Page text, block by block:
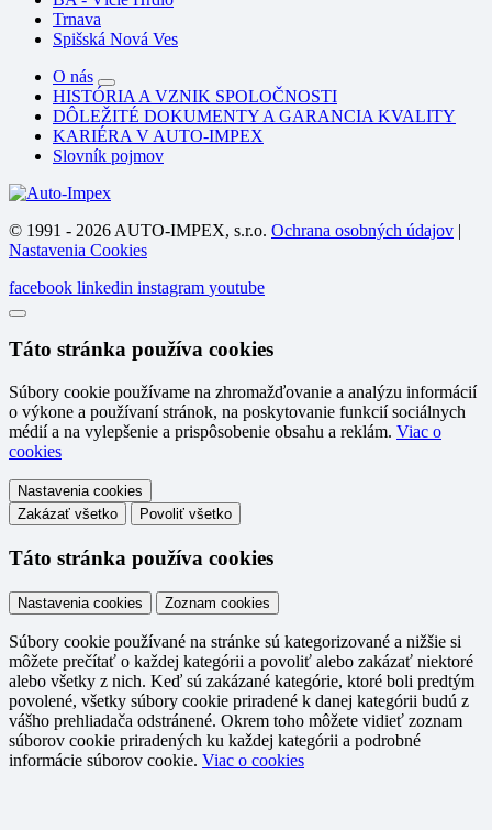
Trnava
Spišská Nová Ves
O nás
HISTÓRIA A VZNIK SPOLOČNOSTI
DÔLEŽITÉ DOKUMENTY A GARANCIA KVALITY
KARIÉRA V AUTO-IMPEX
Slovník pojmov
© 1991 - 2026 AUTO-IMPEX, s.r.o. Ochrana osobných údajov |
Nastavenia Cookies
facebook linkedin instagram youtube
Táto stránka používa cookies
Súbory cookie používame na zhromažďovanie a analýzu informácií
o výkone a používaní stránok, na poskytovanie funkcií sociálnych
médií a na vylepšenie a prispôsobenie obsahu a reklám. Viac o
cookies
Nastavenia cookies
Zakázať všetko
Povoliť všetko
Táto stránka používa cookies
Nastavenia cookies Zoznam cookies
Súbory cookie používané na stránke sú kategorizované a nižšie si
môžete prečítať o každej kategórii a povoliť alebo zakázať niektoré
alebo všetky z nich. Keď sú zakázané kategórie, ktoré boli predtým
povolené, všetky súbory cookie priradené k danej kategórii budú z
vášho prehliadača odstránené. Okrem toho môžete vidieť zoznam
súborov cookie priradených ku každej kategórii a podrobné
informácie súborov cookie. Viac o cookies